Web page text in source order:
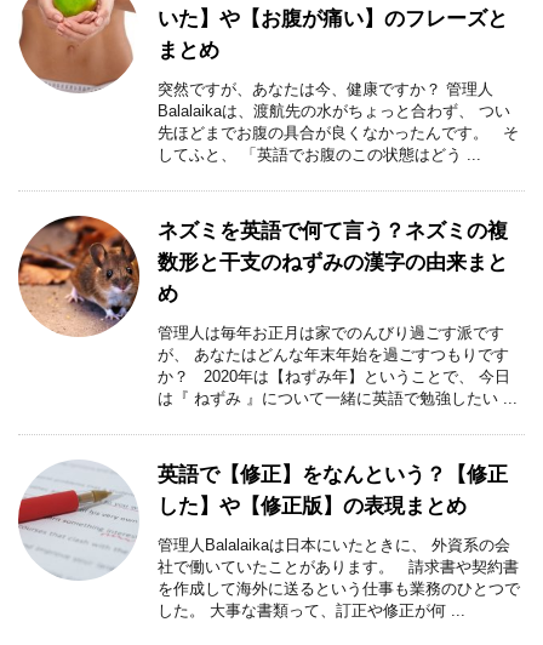
いた】や【お腹が痛い】のフレーズと
まとめ
突然ですが、あなたは今、健康ですか？ 管理人
Balalaikaは、渡航先の水がちょっと合わず、 つい
先ほどまでお腹の具合が良くなかったんです。 そ
してふと、 「英語でお腹のこの状態はどう ...
ネズミを英語で何て言う？ネズミの複
数形と干支のねずみの漢字の由来まと
め
管理人は毎年お正月は家でのんびり過ごす派です
が、 あなたはどんな年末年始を過ごすつもりです
か？ 2020年は【ねずみ年】ということで、 今日
は『 ねずみ 』について一緒に英語で勉強したい ...
英語で【修正】をなんという？【修正
した】や【修正版】の表現まとめ
管理人Balalaikaは日本にいたときに、 外資系の会
社で働いていたことがあります。 請求書や契約書
を作成して海外に送るという仕事も業務のひとつで
した。 大事な書類って、訂正や修正が何 ...